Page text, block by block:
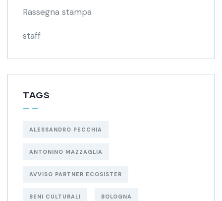
Rassegna stampa
staff
TAGS
ALESSANDRO PECCHIA
ANTONINO MAZZAGLIA
AVVISO PARTNER ECOSISTER
BENI CULTURALI BOLOGNA